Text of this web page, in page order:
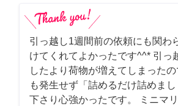
引っ越し1週間前の依頼にも関わ
けてくれてよかったです^^* 引っ
したより荷物が増えてしまった
も発生せず「詰めるだけ詰めま
下さり心強かったです。 ミニマ